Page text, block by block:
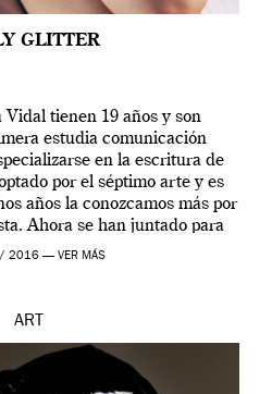
GLITTER
tienen 19 años y son
estudia comunicación
en la escritura de
por el séptimo arte y es
años la conozcamos más por
Ahora se han juntado para
una […]
2016 — VER MÁS
ART